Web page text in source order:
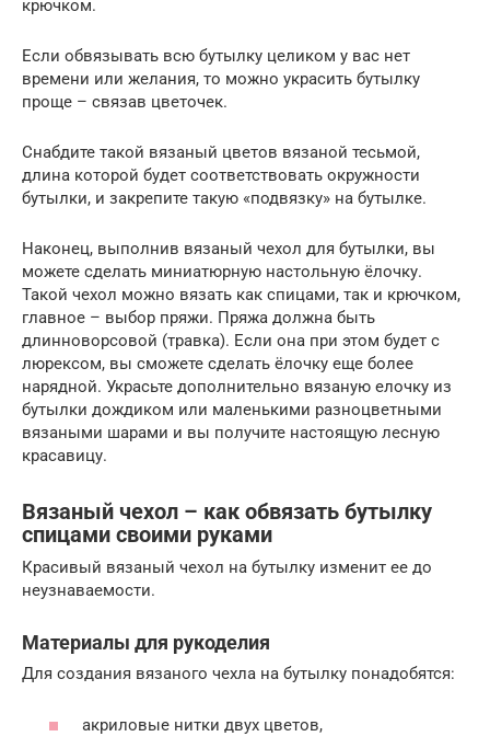
крючком.
Если обвязывать всю бутылку целиком у вас нет
времени или желания, то можно украсить бутылку
проще – связав цветочек.
Снабдите такой вязаный цветов вязаной тесьмой,
длина которой будет соответствовать окружности
бутылки, и закрепите такую «подвязку» на бутылке.
Наконец, выполнив вязаный чехол для бутылки, вы
можете сделать миниатюрную настольную ёлочку.
Такой чехол можно вязать как спицами, так и крючком,
главное – выбор пряжи. Пряжа должна быть
длинноворсовой (травка). Если она при этом будет с
люрексом, вы сможете сделать ёлочку еще более
нарядной. Украсьте дополнительно вязаную елочку из
бутылки дождиком или маленькими разноцветными
вязаными шарами и вы получите настоящую лесную
красавицу.
Вязаный чехол – как обвязать бутылку
спицами своими руками
Красивый вязаный чехол на бутылку изменит ее до
неузнаваемости.
Материалы для рукоделия
Для создания вязаного чехла на бутылку понадобятся:
акриловые нитки двух цветов,